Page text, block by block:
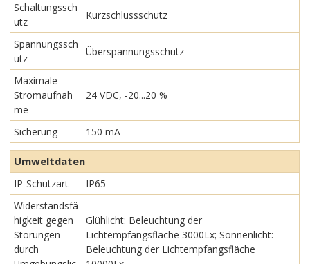
Schaltungssch
utz
Kurzschlussschutz
Spannungssch
utz
Überspannungsschutz
Maximale
Stromaufnah
me
24 VDC, -20...20 %
Sicherung 150 mA
Umweltdaten
IP-Schutzart
IP65
Widerstandsfä
higkeit gegen
Störungen
durch
Glühlicht: Beleuchtung der
Lichtempfangsfläche 3000Lx; Sonnenlicht:
Beleuchtung der Lichtempfangsfläche